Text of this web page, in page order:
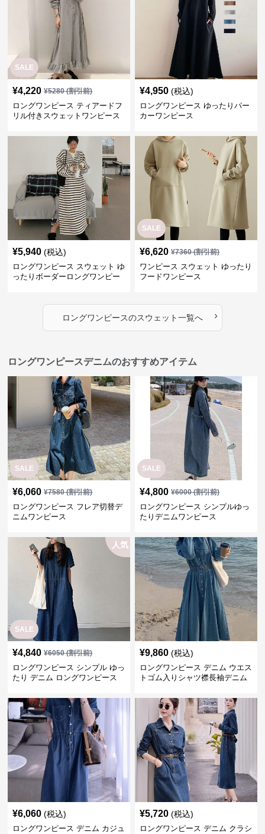
SALE
¥4,220 ¥5280(割引前)
ロングワンピース ティアードフ
リル付きスウェットワンピース
¥4,950 (税込)
ロングワンピース ゆったりパー
カーワンピース
¥5,940 (税込)
ロングワンピース スウェット ゆ
ったりボーダーロングワンピー
SALE
¥6,620 ¥7360(割引前)
ワンピース スウェット ゆったり
フードワンピース
ロングワンピースのスウェット一覧へ ›
ロングワンピースデニムのおすすめアイテム
SALE
¥6,060 ¥7580(割引前)
ロングワンピース フレア切替デ
ニムワンピース
SALE
¥4,800 ¥6000(割引前)
ロングワンピース シンプルゆっ
たりデニムワンピース
SALE
人気
¥4,840 ¥6050(割引前)
ロングワンピース シンプル ゆっ
たり デニム ロングワンピース
¥9,860 (税込)
ロングワンピース デニム ウエス
トゴム入りシャツ襟長袖デニム
¥6,060 (税込)
ロングワンピース デニム カジュ
¥5,720 (税込)
ロングワンピース デニム クラシ